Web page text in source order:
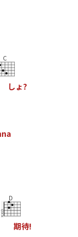
C
しょ?
na
D
期待!